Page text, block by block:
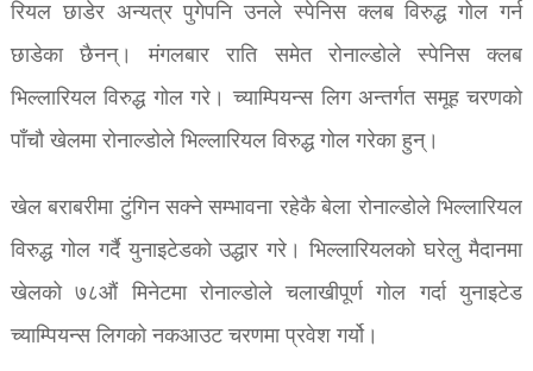
रियल छाडेर अन्यत्र पुगेपनि उनले स्पेनिस क्लब विरुद्ध गोल गर्न
छाडेका छैनन्। मंगलबार राति समेत रोनाल्डोले स्पेनिस क्लब
भिल्लारियल विरुद्ध गोल गरे। च्याम्पियन्स लिग अन्तर्गत समूह चरणको
पाँचौ खेलमा रोनाल्डोले भिल्लारियल विरुद्ध गोल गरेका हुन्।
खेल बराबरीमा टुंगिन सक्ने सम्भावना रहेकै बेला रोनाल्डोले भिल्लारियल
विरुद्ध गोल गर्दै युनाइटेडको उद्धार गरे। भिल्लारियलको घरेलु मैदानमा
खेलको ७८औं मिनेटमा रोनाल्डोले चलाखीपूर्ण गोल गर्दा युनाइटेड
च्याम्पियन्स लिगको नकआउट चरणमा प्रवेश गर्यो।